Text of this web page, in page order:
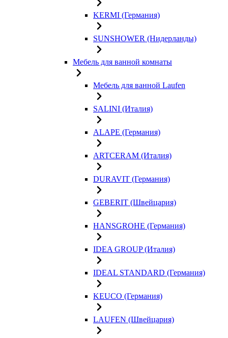
KERMI (Германия)
SUNSHOWER (Нидерланды)
Мебель для ванной комнаты
Мебель для ванной Laufen
SALINI (Италия)
ALAPE (Германия)
ARTCERAM (Италия)
DURAVIT (Германия)
GEBERIT (Швейцария)
HANSGROHE (Германия)
IDEA GROUP (Италия)
IDEAL STANDARD (Германия)
KEUCO (Германия)
LAUFEN (Швейцария)